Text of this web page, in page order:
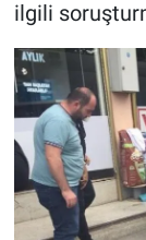
ilgili